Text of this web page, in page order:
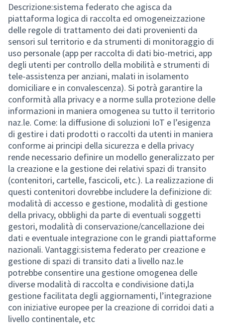
Descrizione:sistema federato che agisca da
piattaforma logica di raccolta ed omogeneizzazione
delle regole di trattamento dei dati provenienti da
sensori sul territorio e da strumenti di monitoraggio di
uso personale (app per raccolta di dati bio-metrici, app
degli utenti per controllo della mobilità e strumenti di
tele-assistenza per anziani, malati in isolamento
domiciliare e in convalescenza). Si potrà garantire la
conformità alla privacy e a norme sulla protezione delle
informazioni in maniera omogenea su tutto il territorio
naz.le. Come: la diffusione di soluzioni IoT e l’esigenza
di gestire i dati prodotti o raccolti da utenti in maniera
conforme ai principi della sicurezza e della privacy
rende necessario definire un modello generalizzato per
la creazione e la gestione dei relativi spazi di transito
(contenitori, cartelle, fascicoli, etc.). La realizzazione di
questi contenitori dovrebbe includere la definizione di:
modalità di accesso e gestione, modalità di gestione
della privacy, obblighi da parte di eventuali soggetti
gestori, modalità di conservazione/cancellazione dei
dati e eventuale integrazione con le grandi piattaforme
nazionali. Vantaggi:sistema federato per creazione e
gestione di spazi di transito dati a livello naz.le
potrebbe consentire una gestione omogenea delle
diverse modalità di raccolta e condivisione dati,la
gestione facilitata degli aggiornamenti, l’integrazione
con iniziative europee per la creazione di corridoi dati a
livello continentale, etc